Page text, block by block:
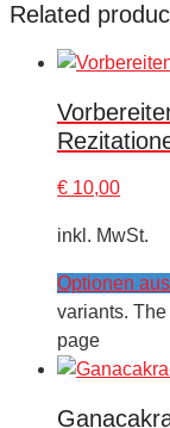
Related
€ 10,00
inkl. MwSt.
Optionen
variants.
page